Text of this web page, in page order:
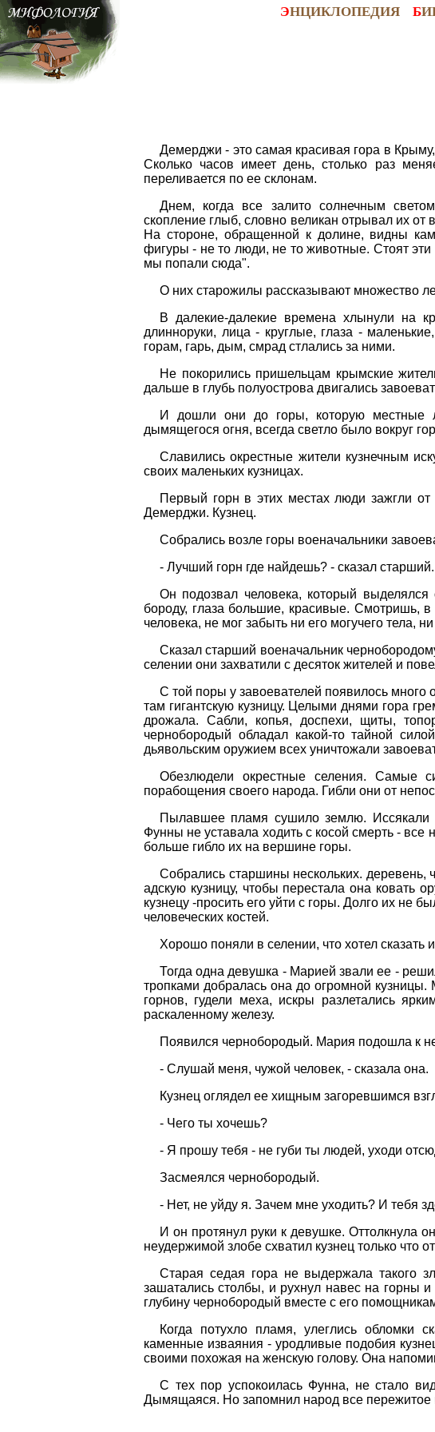
ЭНЦИКЛОПЕДИЯ Б
Демерджи - это самая красивая гора в
Сколько часов имеет день, столько раз
переливается по ее склонам.
Днем, когда все залито солнечным
скопление глыб, словно великан отрывал их от
На стороне, обращенной к долине, видны
фигуры - не то люди, не то животные. Стоят
мы попали сюда".
О них старожилы рассказывают множество
В далекие-далекие времена хлынули на
длинноруки, лица - круглые, глаза -
горам, гарь, дым, смрад стлались за ними.
Не покорились пришельцам крымские
дальше в глубь полуострова двигались
И дошли они до горы, которую
дымящегося огня, всегда светло было вокруг
Славились окрестные жители кузнечным
своих маленьких кузницах.
Первый горн в этих местах люди зажгли
Демерджи. Кузнец.
Собрались возле горы военачальники
- Лучший горн где найдешь? - сказал
Он подозвал человека, который
бороду, глаза большие, красивые. Смотришь,
человека, не мог забыть ни его могучего тела,
Сказал старший военачальник
селении они захватили с десяток жителей и
С той поры у завоевателей появилось много
там гигантскую кузницу. Целыми днями гора
дрожала. Сабли, копья, доспехи, щиты,
чернобородый обладал какой-то тайной
дьявольским оружием всех уничтожали
Обезлюдели окрестные селения. Самые
порабощения своего народа. Гибли они от
Пылавшее пламя сушило землю. Иссякали
Фунны не уставала ходить с косой смерть -
больше гибло их на вершине горы.
Собрались старшины нескольких. деревень,
адскую кузницу, чтобы перестала она
кузнецу -просить его уйти с горы. Долго их не
человеческих костей.
Хорошо поняли в селении, что хотел сказать
Тогда одна девушка - Марией звали ее -
тропками добралась она до огромной
горнов, гудели меха, искры разлетались
раскаленному железу.
Появился чернобородый. Мария подошла к
- Слушай меня, чужой человек, - сказала она.
Кузнец оглядел ее хищным загоревшимся
- Чего ты хочешь?
- Я прошу тебя - не губи ты людей, уходи
Засмеялся чернобородый.
- Нет, не уйду я. Зачем мне уходить? И тебя
И он протянул руки к девушке. Оттолкнула
неудержимой злобе схватил кузнец только
Старая седая гора не выдержала такого
зашатались столбы, и рухнул навес на горны
глубину чернобородый вместе с его
Когда потухло пламя, улеглись обломки
каменные изваяния - уродливые подобия
своими похожая на женскую голову. Она
С тех пор успокоилась Фунна, не стало
Дымящаяся. Но запомнил народ все пережитое